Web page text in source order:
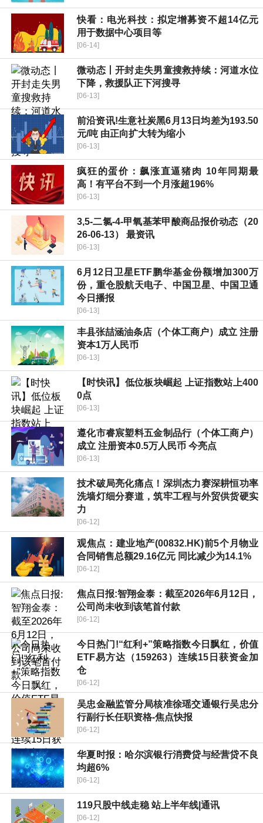
快看：电光科技：拟定增募资不超14亿元
用于数据中心项目等
[06-14]
微动态丨开封走失男童搜救持续：河道水位
下降，救援队正下河搜寻
[06-13]
前沿资讯!生意社炭黑6月13日均差为193.50
元/吨 由正向扩大转为缩小
[06-13]
疯狂的蛋价：飙涨直逼猪肉 10年同期最
高！有平台不到一个月涨超196%
[06-13]
3,5-二氯-4-甲氧基苯甲酸商品报价动态（20
26-06-13） 最资讯
[06-13]
6月12日卫星ETF鹏华基金份额增加300万
份，重仓股航天电子、中国卫星、中国卫通
今日播报
[06-13]
丰县张喆涵油条店（个体工商户）成立 注册
资本1万人民币
[06-13]
【时快讯】低位板块崛起 上证指数站上400
0点
[06-13]
遵化市睿宸塑料五金制品行（个体工商户）
成立 注册资本0.5万人民币 今亮点
[06-13]
技术破局亮化痛点！深圳杰力赛深耕恒功率
洗墙灯细分赛道，筑牢工程与外贸供货硬实
力
[06-12]
观焦点：建业地产(00832.HK)前5个月物业
合同销售总额29.16亿元 同比减少为14.1%
[06-12]
焦点日报:智翔金泰：截至2026年6月12日，
公司尚未收到该笔首付款
[06-12]
今日热门!“红利+”策略指数今日飘红，价值
ETF易方达（159263）连续15日获资金加
仓
[06-12]
吴忠金融监管分局核准徐瑶交通银行吴忠分
行副行长任职资格-焦点快报
[06-12]
华夏时报：哈尔滨银行消费贷与经营贷不良
均超6%
[06-12]
119只股中线走稳 站上半年线|通讯
[06-12]